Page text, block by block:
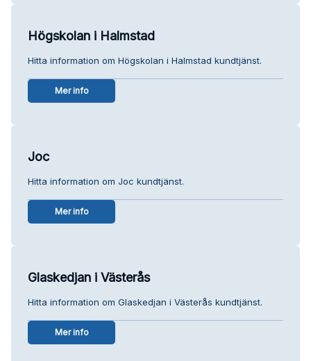
Högskolan i Halmstad
Hitta information om Högskolan i Halmstad kundtjänst.
Mer info
Joc
Hitta information om Joc kundtjänst.
Mer info
Glaskedjan i Västerås
Hitta information om Glaskedjan i Västerås kundtjänst.
Mer info